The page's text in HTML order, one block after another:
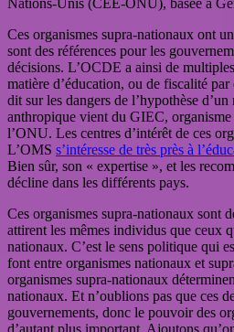
Nations-Unis (CEE-ONU), basée à
Ces organismes supra-nationaux ont
sont des références pour les
décisions. L’OCDE a ainsi de
matière d’éducation, ou de fiscalité
dit sur les dangers de l’hypothèse
anthropique vient du GIEC,
l’ONU. Les centres d’intérêt de ces
L’OMS s’intéresse de très près à
Bien sûr, son « expertise », et les
décline dans les différents pays.
Ces organismes supra-nationaux sont
attirent les mêmes individus que ceux
nationaux. C’est le sens politique qui
font entre organismes nationaux et
organismes supra-nationaux
nationaux. Et n’oublions pas que ces
gouvernements, donc le pouvoir des